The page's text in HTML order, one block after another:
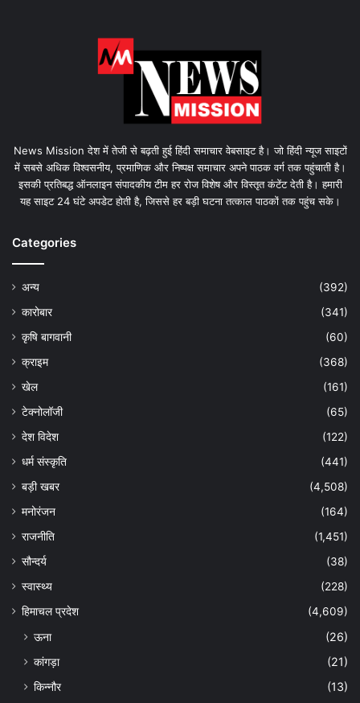
News Mission देश में तेजी से बढ़ती हुई हिंदी समाचार वेबसाइट है। जो हिंदी न्यूज साइटों
में सबसे अधिक विश्वसनीय, प्रमाणिक और निष्पक्ष समाचार अपने पाठक वर्ग तक पहुंचाती है।
इसकी प्रतिबद्ध ऑनलाइन संपादकीय टीम हर रोज विशेष और विस्तृत कंटेंट देती है। हमारी
यह साइट 24 घंटे अपडेट होती है, जिससे हर बड़ी घटना तत्काल पाठकों तक पहुंच सके।
Categories
अन्य
(392)
कारोबार
(341)
कृषि बागवानी
(60)
क्राइम
(368)
खेल
(161)
टेक्नोलॉजी
(65)
देश विदेश
(122)
धर्म संस्कृति
(441)
बड़ी खबर
(4,508)
मनोरंजन
(164)
राजनीति
(1,451)
सौन्दर्य
(38)
स्वास्थ्य
(228)
हिमाचल प्रदेश
(4,609)
ऊना
(26)
कांगड़ा
(21)
किन्नौर
(13)